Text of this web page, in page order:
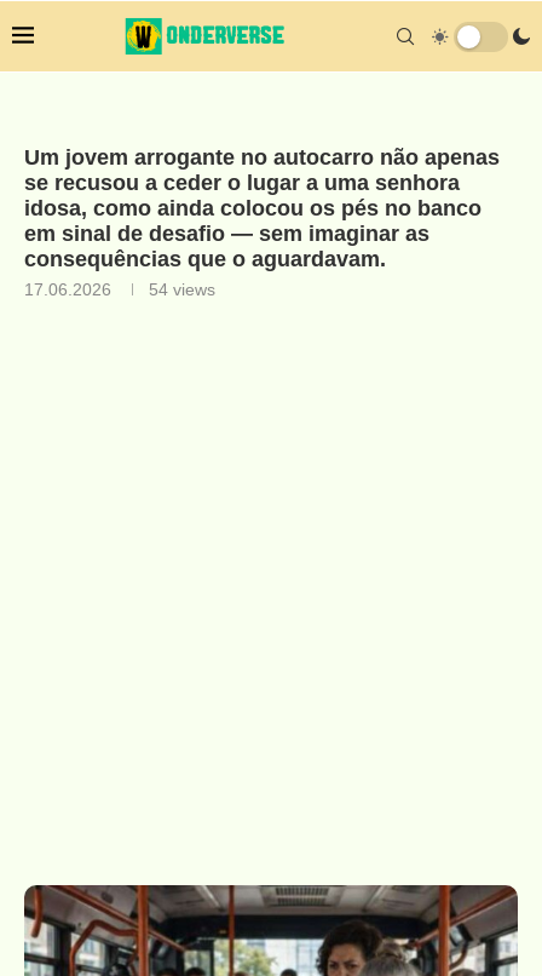
Um jovem arrogante no autocarro não apenas
se recusou a ceder o lugar a uma senhora
idosa, como ainda colocou os pés no banco
em sinal de desafio — sem imaginar as
consequências que o aguardavam.
17.06.2026 54 views